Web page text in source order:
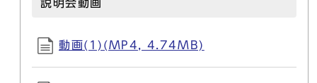
説明会動画
動画(1)(MP4, 4.74MB)